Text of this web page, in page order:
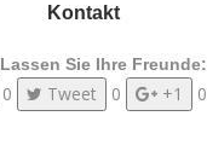
Kontakt
Lassen Sie Ihre Freunde:
0 Tweet 0 +1 0